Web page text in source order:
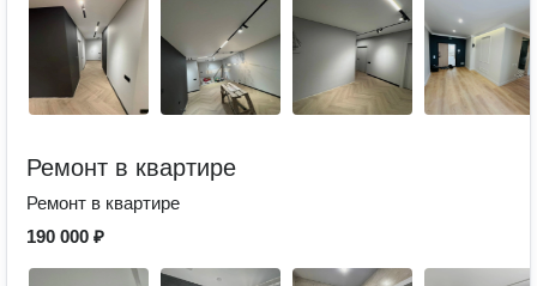
Ремонт в квартире
Ремонт в квартире
190 000 ₽